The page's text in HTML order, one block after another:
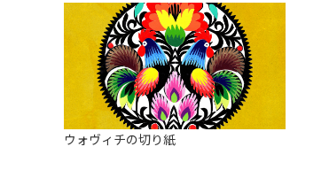
すべて見る
バスケット
装飾用タイル・プレート
ミニチュア
天使さま
ウォヴィチの切り紙